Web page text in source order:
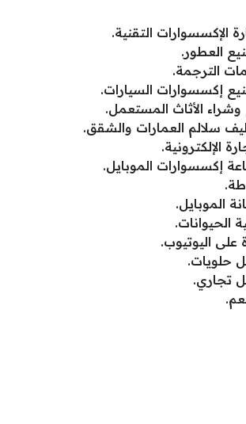
الإكسسوارات التقنية.
العطور.
الترجمة.
إكسسوارات السيارات.
الأثاث المستعمل.
سلالم العمارات والشقق.
الإلكترونية.
إكسسوارات الموبايل.
الموبايل.
الحيوانات.
اليوتيوب.
حلويات.
تجاري.